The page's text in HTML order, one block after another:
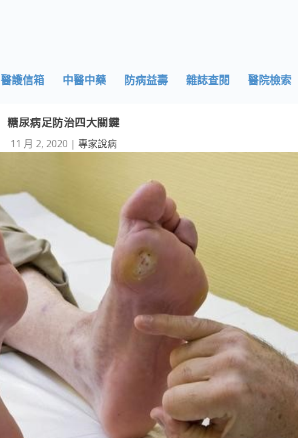
醫護信箱 中醫中藥 防病益壽 雜誌查閱 醫院檢索
糖尿病足防治四大關鍵
11 月 2, 2020 | 專家說病